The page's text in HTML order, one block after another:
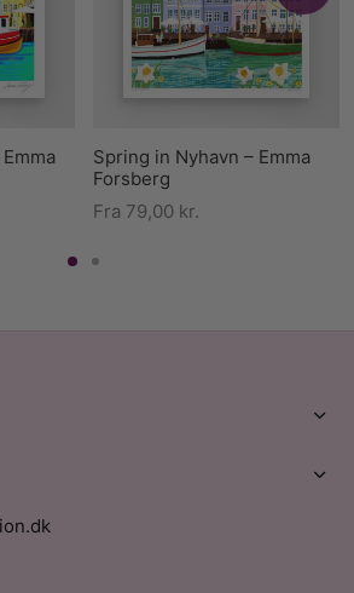
Spring in Nyhavn – Emma
Forsberg
Fra 79,00 kr.